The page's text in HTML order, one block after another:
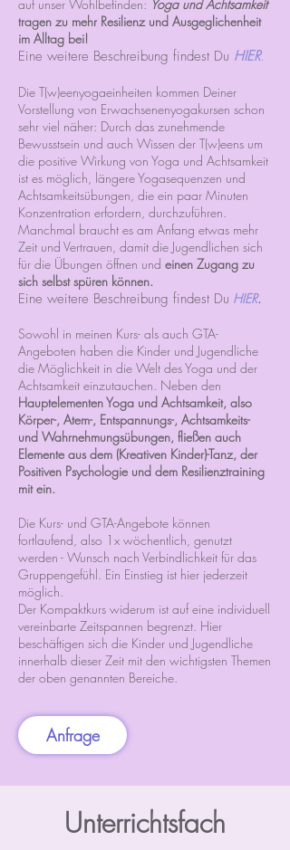
auf unser Wohlbefinden: Yoga und Achtsamkeit
tragen zu mehr Resilienz und Ausgeglichenheit
im Alltag bei!
Eine weitere Beschreibung findest Du HIER.
Die T(w)eenyogaeinheiten kommen Deiner
Vorstellung von Erwachsenenyogakursen schon
sehr viel näher: Durch das zunehmende
Bewusstsein und auch Wissen der T(w)eens um
die positive Wirkung von Yoga und Achtsamkeit
ist es möglich, längere Yogasequenzen und
Achtsamkeitsübungen, die ein paar Minuten
Konzentration erfordern, durchzuführen.
Manchmal braucht es am Anfang etwas mehr
Zeit und Vertrauen, damit die Jugendlichen sich
für die Übungen öffnen und einen Zugang zu
sich selbst spüren können.​
Eine weitere Beschreibung findest Du HIER.
Sowohl in meinen Kurs- als auch GTA-
Angeboten haben die Kinder und Jugendliche
die Möglichkeit in die Welt des Yoga und der
Achtsamkeit einzutauchen. Neben den
Hauptelementen Yoga und Achtsamkeit, also
Körper-, Atem-, Entspannungs-, Achtsamkeits-
und Wahrnehmungsübungen, fließen auch
Elemente aus dem (Kreativen Kinder)-Tanz, der
Positiven Psychologie und dem Resilienztraining
mit ein.
Die Kurs- und GTA-Angebote können
fortlaufend, also 1x wöchentlich, genutzt
werden - Wunsch nach Verbindlichkeit für das
Gruppengefühl. Ein Einstieg ist hier jederzeit
möglich.
Der Kompaktkurs widerum ist auf eine individuell
vereinbarte Zeitspannen begrenzt. Hier
beschäftigen sich die Kinder und Jugendliche
innerhalb dieser Zeit mit den wichtigsten Themen
der oben genannten Bereiche.
Anfrage
Unterrichtsfach